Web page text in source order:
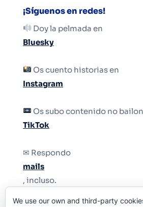
¡Síguenos en redes!
Doy la pelmada en
Bluesky
Os cuento historias en
Instagram
Os subo contenido no
TikTok
✉ Respondo
mails
, incluso.
Y si una persona no puede
We use our own and third-party